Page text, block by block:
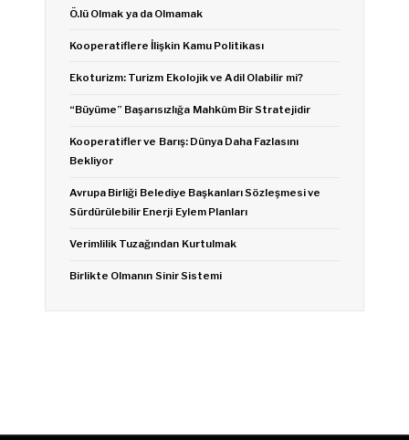
Ö.lü Olmak ya da Olmamak
Kooperatiflere İlişkin Kamu Politikası
Ekoturizm: Turizm Ekolojik ve Adil Olabilir mi?
“Büyüme” Başarısızlığa Mahkûm Bir Stratejidir
Kooperatifler ve Barış: Dünya Daha Fazlasını
Bekliyor
Avrupa Birliği Belediye Başkanları Sözleşmesi ve
Sürdürülebilir Enerji Eylem Planları
Verimlilik Tuzağından Kurtulmak
Birlikte Olmanın Sinir Sistemi